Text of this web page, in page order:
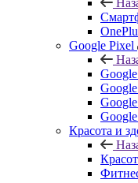
Google Pixel
Красота и